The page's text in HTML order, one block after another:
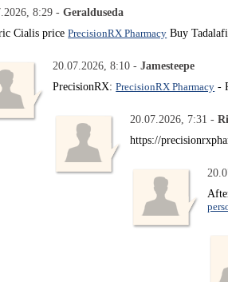
8:29 -Geralduseda
Cialis pricePrecisionRX Pharmacy Buy
20.07.2026, 8:10 -Jamesteepe
PrecisionRX:PrecisionRX Pharmacy -
20.07.2026, 7:31 -
https://